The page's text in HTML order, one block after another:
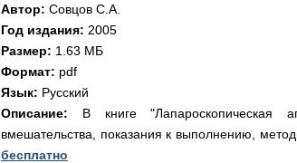
Автор: Совцов С.А.
Год издания: 2005
Размер: 1.63 МБ
Формат: pdf
Язык: Русский
Описание: В книге "Лапароскопическая
вмешательства, показания к выполнению,
бесплатно